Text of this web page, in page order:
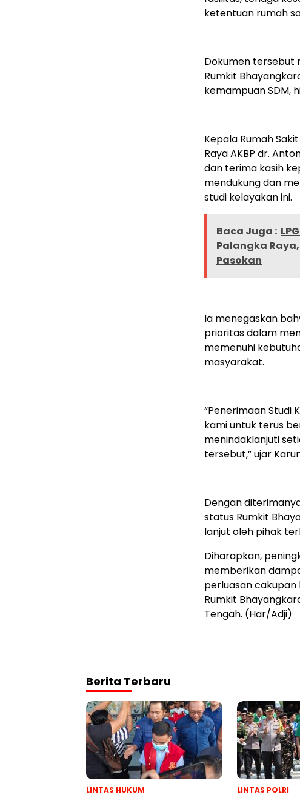
ketentuan rumah
Dokumen tersebut
Rumkit
kemampuan SDM,
Kepala Rumah
Raya AKBP dr.
dan terima kasih
mendukung dan
studi kelayakan ini.
Baca Juga :
Palangka
Pasokan
Ia menegaskan
prioritas dalam
memenuhi
masyarakat.
“Penerimaan Studi
kami untuk terus
menindaklanjuti
tersebut,” ujar
Dengan
status Rumkit
lanjut oleh pihak
Diharapkan,
memberikan
perluasan
Rumkit
Tengah. (Har/Adji)
Berita Terbaru
LINTAS HUKUM LINTAS POLRI